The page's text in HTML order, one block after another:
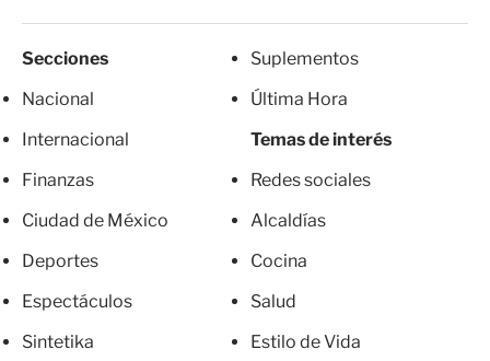
Secciones
Nacional
Internacional
Finanzas
Ciudad de México
Deportes
Espectáculos
Sintetika
Suplementos
Última Hora
Temas de interés
Redes sociales
Alcaldías
Cocina
Salud
Estilo de Vida